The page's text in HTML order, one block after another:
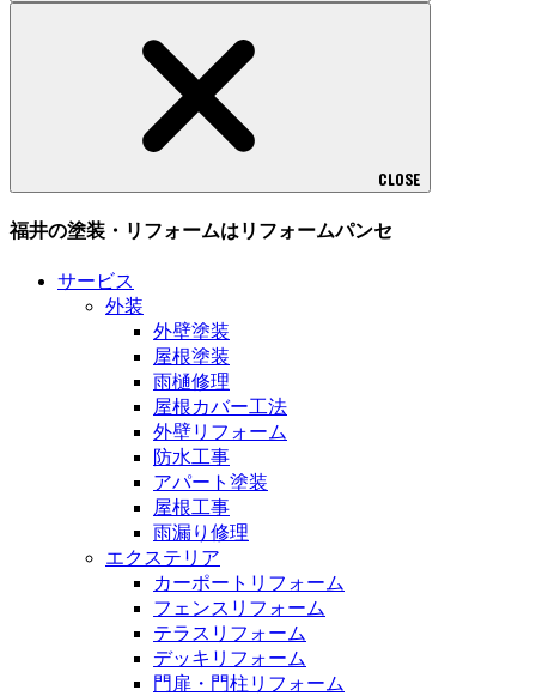
CLOSE
福井の塗装・リフォームはリフォームパンセ
サービス
外装
外壁塗装
屋根塗装
雨樋修理
屋根カバー工法
外壁リフォーム
防水工事
アパート塗装
屋根工事
雨漏り修理
エクステリア
カーポートリフォーム
フェンスリフォーム
テラスリフォーム
デッキリフォーム
門扉・門柱リフォーム